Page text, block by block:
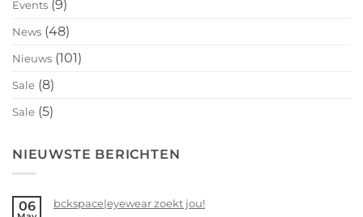
Events (9)
News (48)
Nieuws (101)
Sale (8)
Sale (5)
NIEUWSTE BERICHTEN
06
bckspace|eyewear zoekt jou!